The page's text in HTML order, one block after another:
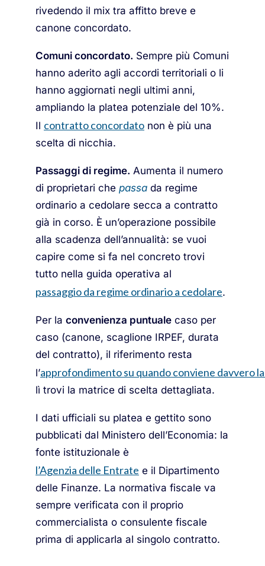
rivedendo il mix tra affitto breve e
canone concordato.
Comuni concordato. Sempre più Comuni
hanno aderito agli accordi territoriali o li
hanno aggiornati negli ultimi anni,
ampliando la platea potenziale del 10%.
Il contratto concordato non è più una
scelta di nicchia.
Passaggi di regime. Aumenta il numero
di proprietari che passa da regime
ordinario a cedolare secca a contratto
già in corso. È un’operazione possibile
alla scadenza dell’annualità: se vuoi
capire come si fa nel concreto trovi
tutto nella guida operativa al
passaggio da regime ordinario a cedolare.
Per la convenienza puntuale caso per
caso (canone, scaglione IRPEF, durata
del contratto), il riferimento resta
l’approfondimento su quando conviene davvero
lì trovi la matrice di scelta dettagliata.
I dati ufficiali su platea e gettito sono
pubblicati dal Ministero dell’Economia: la
fonte istituzionale è
l’Agenzia delle Entrate e il Dipartimento
delle Finanze. La normativa fiscale va
sempre verificata con il proprio
commercialista o consulente fiscale
prima di applicarla al singolo contratto.